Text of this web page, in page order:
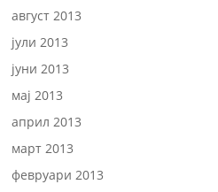
август 2013
јули 2013
јуни 2013
мај 2013
април 2013
март 2013
февруари 2013